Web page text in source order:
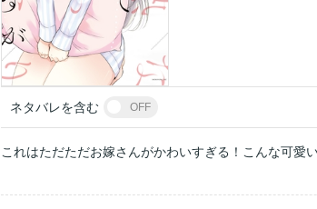
ネタバレを含む OFF
これはただただお嫁さんがかわいすぎる！こんな可愛